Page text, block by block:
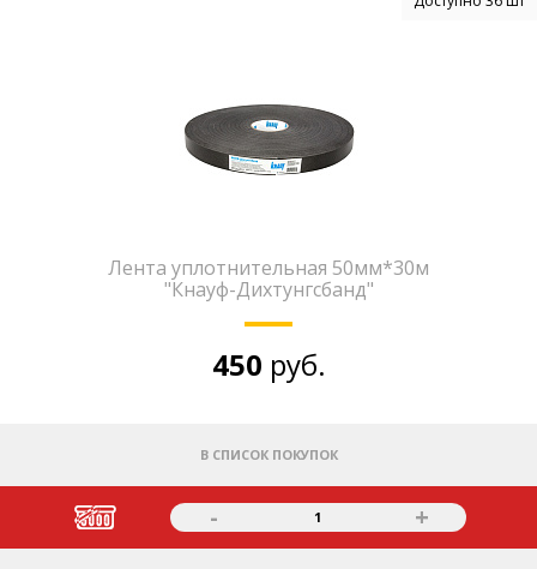
Лента уплотнительная 50мм*30м
"Кнауф-Дихтунгсбанд"
450 руб.
В СПИСОК ПОКУПОК
- 1 +